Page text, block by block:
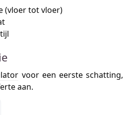
(vloer tot vloer)
voor een eerste schatting,
aan.